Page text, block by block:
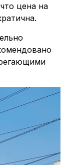
цена на